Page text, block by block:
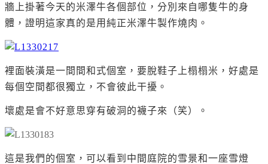
牆上掛著今天的米澤牛各個部位，分別來自哪隻牛的身
體，證明這家真的是用純正米澤牛製作燒肉。
裡面裝潢是一間間和式個室，要脫鞋子上榻榻米，好處是
每個空間都很獨立，不會彼此干擾。
壞處是會不好意思穿有破洞的襪子來（笑）。
這是我們的個室，可以看到中間庭院的雪景和一座雪燈